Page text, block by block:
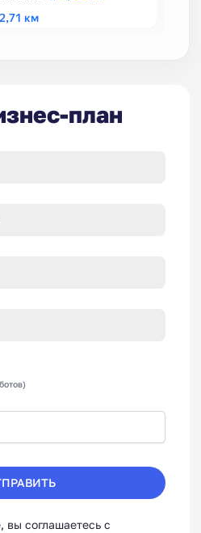
план
соглашаетесь с